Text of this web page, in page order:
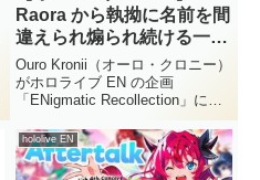
Raora から執拗に名前を間
違えられ煽られ続ける一幕
を披露
Ouro Kronii（オーロ・クロニー）
がホロライブ EN の企画
「ENigmatic Recollection」に
て、Raora Panthera（ラオラ・パ
ンテーラ） から名前を執拗に間
違えられる一幕がありました。戦
場で窮地に陥る中...
hololive EN